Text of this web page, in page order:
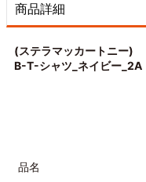
商品詳細
(ステラマッカートニー)
B-T-シャツ_ネイビー_2A
品名